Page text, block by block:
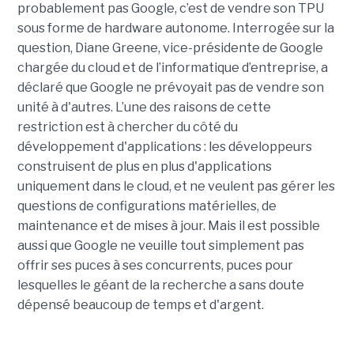
probablement pas Google, c’est de vendre son TPU
sous forme de hardware autonome. Interrogée sur la
question, Diane Greene, vice-présidente de Google
chargée du cloud et de l’informatique d’entreprise, a
déclaré que Google ne prévoyait pas de vendre son
unité à d'autres. L’une des raisons de cette
restriction est à chercher du côté du
développement d'applications : les développeurs
construisent de plus en plus d'applications
uniquement dans le cloud, et ne veulent pas gérer les
questions de configurations matérielles, de
maintenance et de mises à jour. Mais il est possible
aussi que Google ne veuille tout simplement pas
offrir ses puces à ses concurrents, puces pour
lesquelles le géant de la recherche a sans doute
dépensé beaucoup de temps et d'argent.